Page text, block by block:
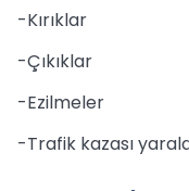
-Kırıklar
-Çıkıklar
-Ezilmeler
-Trafik kazası